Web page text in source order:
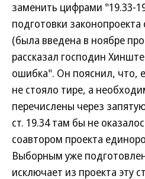
заменить цифрами "19.33-
подготовки
(была введена в ноябре
рассказал господин
ошибка". Он пояснил, что,
не стояло тире, а
перечислены через
ст. 19.34 там бы не
соавтором проекта
Выборным уже
исключает из проекта эту